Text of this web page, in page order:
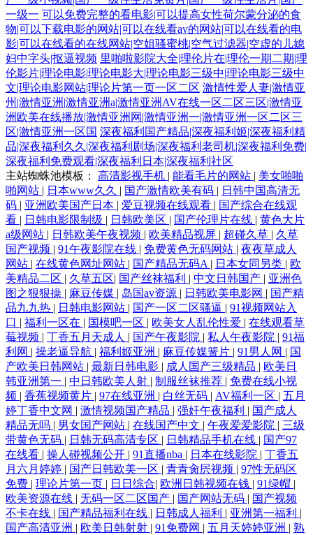
一级一 可以免费完整的看电影|可以提高女性荷尔蒙分泌的食
物|可以下载电影的网站|可以在线看av的网站|可以在线看的电
影|可以在线看的在线网站|空姐骚蜜桃|空气过滤器|空虚的儿媳
妇中字头|抠逼视频 里啪啦影院大全|理伦片在|理伦一期二期|理
伦影片|理论电影|理论电影大|理论电影三级中|理论电影三级中
文|理论电影网站|理论片第一页一区二区 激情性爱人妻|激情亚
州|激情亚洲|激情亚洲a|激情亚洲AV在线一区二区三区|激情亚
洲欧美在线播放|激情亚洲网|激情亚洲一|激情亚洲一区二区三
区|激情亚洲一区国 深夜福利国产精品|深夜福利姬|深夜福利精
品|深夜福利久久|深夜福利剧场|深夜福利老司机|深夜福利免费|
深夜福利免费观看|深夜福利日本|深夜福利社区
主站蜘蛛池模板： 高清影视手机 | 能看毛片的网站 | 美女啪啪
啪网站 | 日本www久久 | 国产激情欧美有码 | 日韩中国高清无
码 | 亚洲欧美国产日本 | 爱豆视频在线观看 | 国产综合在线观
看 | 日韩电影限制级 | 日韩欧美区 | 国产伦理片在线 | 黄色大片
a级网站 | 日韩欧美午夜视频 | 欧美精品视屏 | 超碰久草 | 久草
国产视频 | 91午夜影院在线 | 免费黄色无码网站 | 夜夜草成人
网站 | 在线黄色网址网站 | 国产精品无码A | 日本女同另类 | 欧
美精品二区 | 久草五区| 国产丝袜福利 | 中文日韩国产 | 亚洲色
图之狠狠操 | 麻豆传媒 | 岛国av资源 | 日韩欧美电影网 | 国产精
品九九热 | 日韩电影网站 | 国产一区二区骚逼 | 91视频网站入
口 | 福利一区在 | 国模吧一区 | 欧美女人乱伦性爱 | 在线观看草
莓视频 | 丁香五月天成人 | 国产午夜影院 | 私人午夜影院 | 91福
利网 | 操老逼导航 | 福利姬亚洲 | 麻豆传媒簧片 | 91男人网 | 国
产欧美日韩网站 | 最新日韩电影 | 成人国产三级精品 | 欧美日
韩亚洲第一 | 中日韩欧美人射 | 制服丝袜推荐 | 免费在线小视
频 | 香蕉视频黄片 | 97在线亚洲 | 白丝无码 | AV福利一区 | 五月
婷丁香中文网 | 激情视频国产精品 | 强奸午夜福利 | 国产成人
精品无吗 | 男女国产网站 | 在线国产中文 | 午夜爱爱影院 | 三级
带黄色无码 | 日韩无码高清专区 | 日韩精品手机在线 | 国产97
在线看 | 操人碰视频公开 | 91直播nba | 日本在线影院 | 丁香五
月六月婷婷 | 国产日韩欧美一区 | 青青肏屄视频 | 97性无码区
免费 | 理论片第一页 | 日日综合| 欧洲日韩视频在钱 | 91绿帽 |
欧美资源在线 | 无码一区二区国产 | 国产网站无码 | 国产视频
不卡在线 | 国产精品福利在线 | 日韩成人福利 | 亚洲第一福利 |
国产高清亚洲 | 欧美日韩射射 | 91免费网 | 五月天婷婷亚洲 | 熟